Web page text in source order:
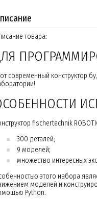
товара:
современный конструктор
fischertechnik
300 деталей;
9 моделей;
множество интересных
этого набора
моделей и
Python.